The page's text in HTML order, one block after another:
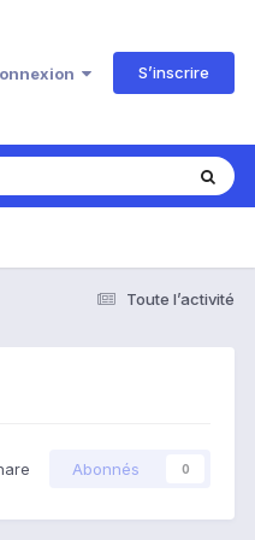
S’inscrire
Toute l’activité
Abonnés 0